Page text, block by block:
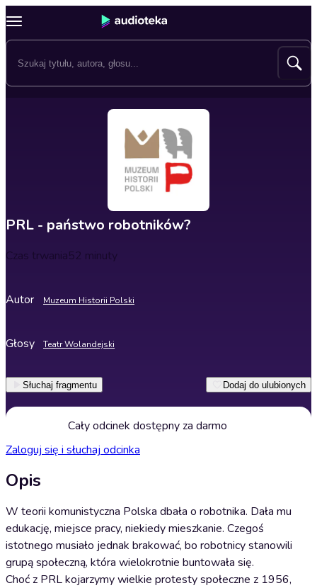
PRL - państwo robotników?
Czas trwania52 minuty
Autor Muzeum Historii Polski
Głosy Teatr Wolandejski
Słuchaj fragmentu Dodaj do ulubionych
Cały odcinek dostępny za darmo
Zaloguj się i słuchaj odcinka
Opis
W teorii komunistyczna Polska dbała o robotnika. Dała mu
edukację, miejsce pracy, niekiedy mieszkanie. Czegoś
istotnego musiało jednak brakować, bo robotnicy stanowili
grupą społeczną, która wielokrotnie buntowała się.
Choć z PRL kojarzymy wielkie protesty społeczne z 1956,